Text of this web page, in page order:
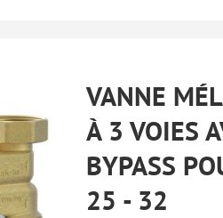
VANNE
À 3 VOIES
BYPASS
25 - 32